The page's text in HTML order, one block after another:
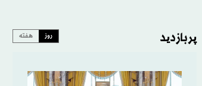
پربازدید روز هفته